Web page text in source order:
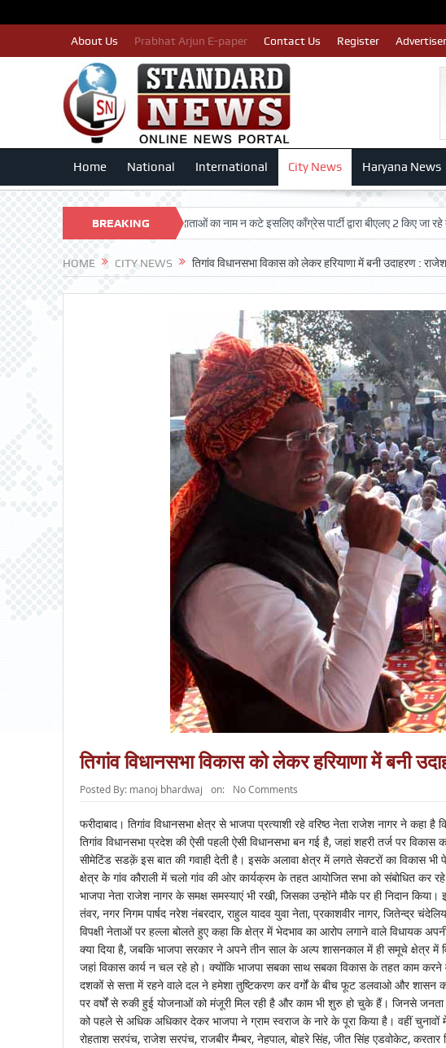
About Us Prabhat Arjun E-paper Contact Us Register
Home National International City News Haryana News
BREAKING
NEWS
TRUST पात्र मतदाताओं का नाम न कटे इसलिए काँग्रेस पार्टी द्वारा बीएलए 2 किए जा रहे तैयार: लखन
HOME CITY NEWS तिगांव विधानसभा विकास को लेकर हरियाणा में बनी उदाहरण :
तिगांव विधानसभा विकास को लेकर हरियाणा में बनी
Posted By: manoj bhardwaj on: No Comments
फरीदाबाद। तिगांव विधानसभा क्षेत्र से भाजपा प्रत्याशी रहे वरिष्ठ नेता राजेश नागर ने
तिगांव विधानसभा प्रदेश की ऐसी पहली ऐसी विधानसभा बन गई है, जहां शहरी तर्ज पर विकास
सीमेटिंड सडक़ें इस बात की गवाही देती है। इसके अलावा क्षेत्र में लगते सेक्टरों का विकास भी
क्षेत्र केे गांव कौराली में चलो गांव की ओर कार्यक्रम के तहत आयोजित सभा को संबोधित कर
भाजपा नेता राजेश नागर के समक्ष समस्याएं भी रखी, जिसका उन्होंने मौके पर ही निदान
तंवर, नगर निगम पार्षद नरेश नंबरदार, राहुल यादव युवा नेता, प्रकाशवीर नागर, जितेन्द्र
विपक्षी नेताओं पर हल्ला बोलते हुए कहा कि क्षेत्र में भेदभाव का आरोप लगाने वाले विधायक
क्या दिया है, जबकि भाजपा सरकार ने अपने तीन साल के अल्प शासनकाल में ही समूचे क्षेत्र में
जहां विकास कार्य न चल रहे हो। क्योंकि भाजपा सबका साथ सबका विकास के तहत काम
दशकों से सत्ता में रहने वाले दल ने हमेशा तुष्टिकरण कर वर्गों के बीच फूट डलवाओ और शासन
पर वर्षों से रुकी हुई योजनाओं को मंजूरी मिल रही है और काम भी शुरु हो चुके हैं। जिनसे
को पहले से अधिक अधिकार देकर भाजपा ने ग्राम स्वराज के नारे के पूरा किया है। वहीं
रोहताश सरपंच, राजेश सरपंच, राजबीर मैम्बर, नेहपाल, बोहरे सिंह, जीत सिंह एडवोकेट, करतार